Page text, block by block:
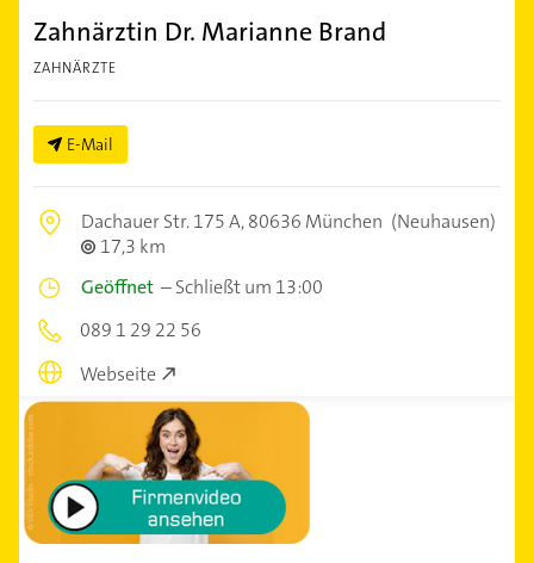
Zahnärztin Dr. Marianne Brand
ZAHNÄRZTE
E-Mail
Dachauer Str. 175 A,80636 München (Neuhausen)
17,3 km
Geöffnet –Schließt um 13:00
089 1 29 22 56
Webseite